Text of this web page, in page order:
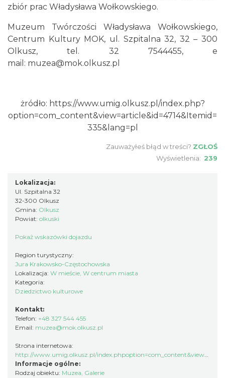
zbiór prac Władysława Wołkowskiego.
Muzeum Twórczości Władysława Wołkowskiego,
Centrum Kultury MOK, ul. Szpitalna 32, 32 – 300
Olkusz, tel. 32 7544455, e
mail: muzea@mok.olkusz.pl
żródło: https://www.umig.olkusz.pl/index.php?
option=com_content&view=article&id=4714&Itemid=
335&lang=pl
Zauważyłeś błąd w treści? ZGŁOŚ
Wyświetlenia: 239
Lokalizacja:
Ul. Szpitalna 32
32-300 Olkusz
Gmina: Olkusz
Powiat: olkuski
Pokaż wskazówki dojazdu
Region turystyczny:
Jura Krakowsko-Częstochowska
Lokalizacja: W mieście, W centrum miasta
Kategoria:
Dziedzictwo kulturowe
Kontakt:
Telefon: +48 327 544 455
Email: muzea@mok.olkusz.pl
Strona internetowa:
http://www.umig.olkusz.pl/index.phpoption=com_content&view=article&id=4714&Itemid=335&lang
Informacje ogólne:
Rodzaj obiektu: Muzea, Galerie